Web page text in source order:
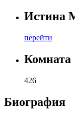
Истина
перейти
Комната
426
Биография